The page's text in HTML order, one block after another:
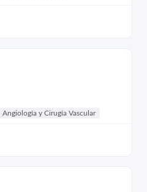
Angiología y Cirugía Vascular